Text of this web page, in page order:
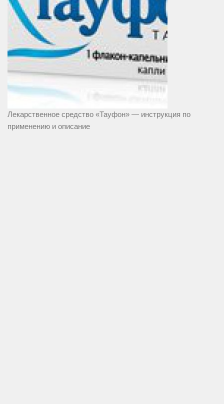
Лекарственное средство «Тауфон» — инструкция по
применению и описание